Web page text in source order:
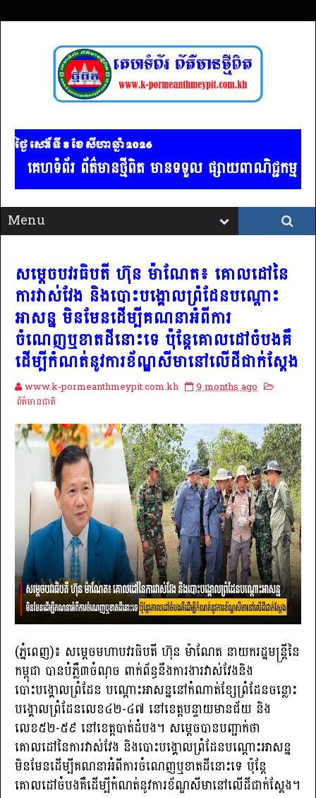
ថ្ងៃ សៅរ៍ ទី 8​ ខែ សីហា ឆ្នាំ 2026
គេហទំព័រ ព័ត៌មានថ្មីពិត មានទទួល ផ្សាយពាណិជ្ជកម្ម
សម្តេចបវរធិបតី ហ៊ុន ម៉ាណែត៖ គោលដៅនៃ
ការវាស់វែង និងបោះបង្គោលព្រំដែនបណ្តោះ
អាសន្ន មិនមែនដើម្បីគណនាអំពីការ
ចំណេញឬខាតដីនោះទេ ប៉ុន្តែគោលដៅចំបងគឺ
ដើម្បីកំណត់នូវការខ័ណ្ឌសីមានៅលើដីជាក់ស្តែង
www.k-pormeanthmeypit.com.kh
9 months ago
ព័ត៌មានជាតិ
(ភ្នំពេញ)៖ សម្តេចមហាបវរធិបតី ហ៊ុន ម៉ាណែត នាយករដ្ឋមន្រ្តីនៃ
កម្ពុជា បានបំភ្លឺ៣ចំណុច ពាក់ព័ន្ធនឹងការងារវាស់វែងនិង
បោះបង្គោលព្រំដែន បណ្តោះអាសន្ននៅកំណាត់ខ្សែព្រំដែនចន្លោះ
បង្គោលព្រំដែនលេខ៤២-៤៧ នៅខេត្តបន្ទាយមានជ័យ និង
លេខ៥២-៥៩ នៅខេត្តបាត់ដំបង។ សម្តេចបានបញ្ជាក់ថា
គោលដៅនៃការវាស់វែង និងបោះបង្គោលព្រំដែនបណ្តោះអាសន្ន
មិនមែនដើម្បីគណនាអំពីការចំណេញឬខាតដីនោះទេ ប៉ុន្តែ
គោលដៅចំបងគឺដើម្បីកំណត់នូវការខ័ណ្ឌសីមានៅលើដីជាក់ស្តែង។